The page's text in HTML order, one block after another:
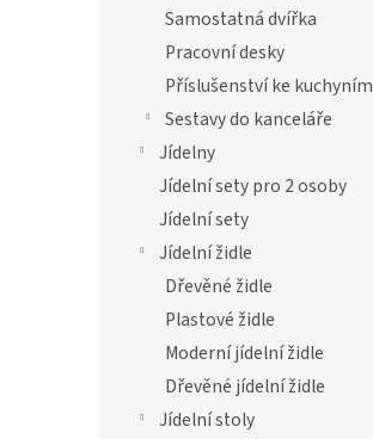
Samostatná dvířka
Pracovní desky
Příslušenství ke kuchyním
Sestavy do kanceláře
Jídelny
Jídelní sety pro 2 osoby
Jídelní sety
Jídelní židle
Dřevěné židle
Plastové židle
Moderní jídelní židle
Dřevěné jídelní židle
Jídelní stoly